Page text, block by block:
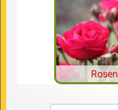
Rosen